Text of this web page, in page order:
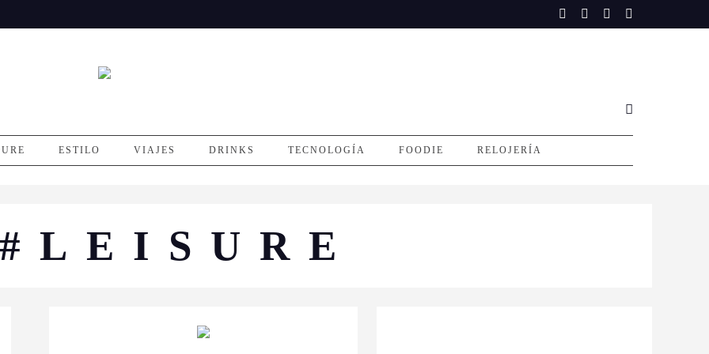
ESTILO VIAJES DRINKS TECNOLOGÍA FOODIE RELOJERÍA
#LEISURE